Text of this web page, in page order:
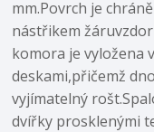
mm.Povrch je
nástřikem
komora je vyložena
deskami,přičemž
vyjímatelný
dvířky prosklenými